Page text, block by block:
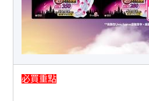
必買重點